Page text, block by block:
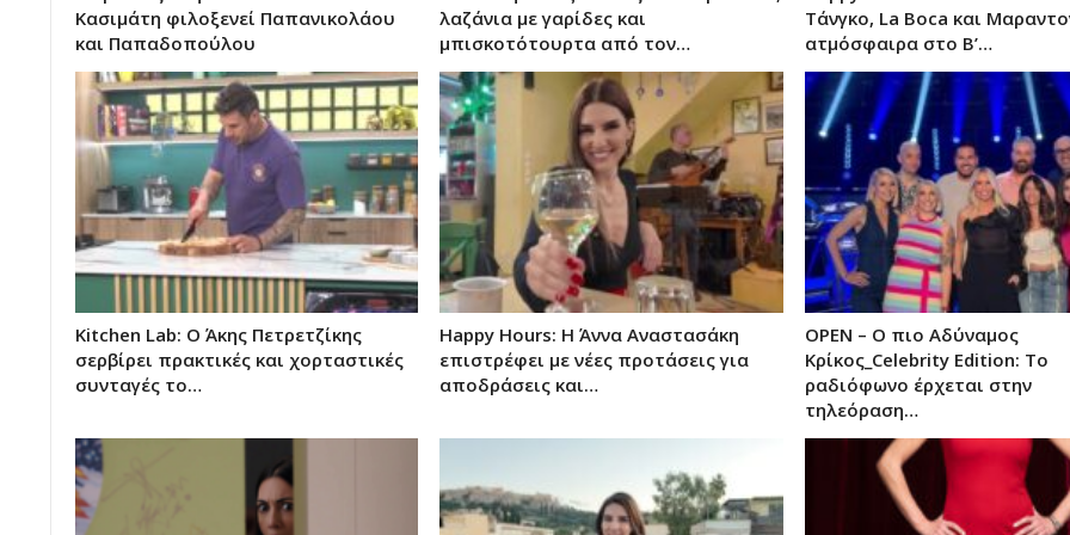
Κασιμάτη φιλοξενεί Παπανικολάου
και Παπαδοπούλου
λαζάνια με γαρίδες και
μπισκοτότουρτα από τον…
Τάνγκο, La Boca και
ατμόσφαιρα στο Β’…
Kitchen Lab: Ο Άκης Πετρετζίκης
σερβίρει πρακτικές και χορταστικές
συνταγές το…
Happy Hours: Η Άννα Αναστασάκη
επιστρέφει με νέες προτάσεις για
αποδράσεις και…
OPEN – Ο πιο Αδύναμος
Κρίκος_Celebrity Edition: Το
ραδιόφωνο έρχεται στην
τηλεόραση…